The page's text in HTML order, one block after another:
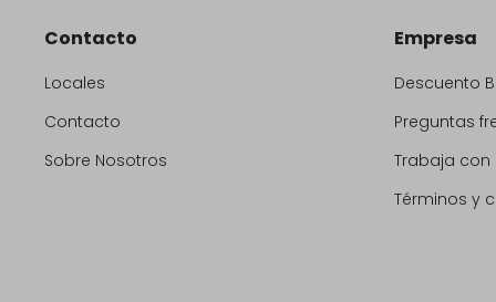
Contacto
Locales
Contacto
Sobre Nosotros
Empresa
Descuento
Preguntas
Trabaja
Términos y